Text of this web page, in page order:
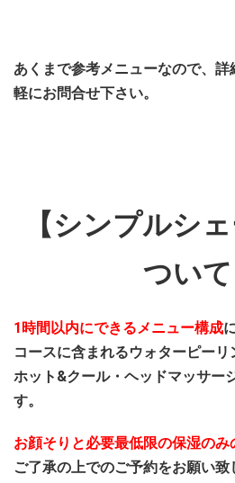
あくまで参考メニューなので、
軽にお問合せ下さい。
【シンプルシ
ついて
1時間以内にできるメニュー構成
コースに含まれるウォターピーリ
ホット&クール・ヘッドマッサー
す。
お顔そりと必要最低限の保湿のみ
ご了承の上でのご予約をお願い致